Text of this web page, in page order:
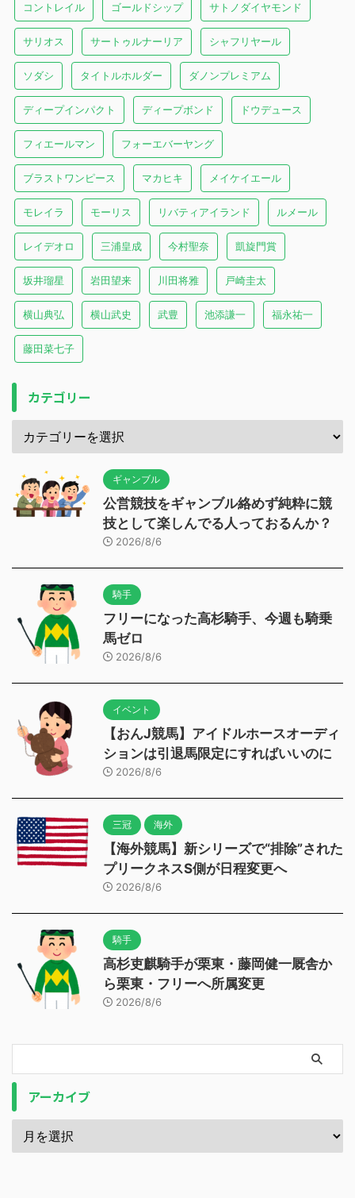
コントレイル ゴールドシップ サトノダイヤモンド
サリオス サートゥルナーリア シャフリヤール
ソダシ タイトルホルダー ダノンプレミアム
ディープインパクト ディープボンド ドウデュース
フィエールマン フォーエバーヤング
ブラストワンピース マカヒキ メイケイエール
モレイラ モーリス リバティアイランド ルメール
レイデオロ 三浦皇成 今村聖奈 凱旋門賞
坂井瑠星 岩田望来 川田将雅 戸崎圭太
横山典弘 横山武史 武豊 池添謙一 福永祐一
藤田菜七子
カテゴリー
ギャンブル
公営競技をギャンブル絡めず純粋に競
技として楽しんでる人っておるんか？
2026/8/6
騎手
フリーになった高杉騎手、今週も騎乗
馬ゼロ
2026/8/6
イベント
【おんJ競馬】アイドルホースオーディ
ションは引退馬限定にすればいいのに
2026/8/6
三冠 海外
【海外競馬】新シリーズで“排除”された
プリークネスS側が日程変更へ
2026/8/6
騎手
高杉吏麒騎手が栗東・藤岡健一厩舎か
ら栗東・フリーへ所属変更
2026/8/6
アーカイブ